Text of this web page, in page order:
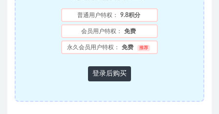
普通用户特权： 9.8积分
会员用户特权： 免费
永久会员用户特权： 免费 推荐
登录后购买